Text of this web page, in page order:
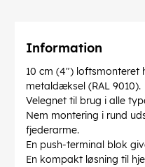
Information
10 cm (4") loftsmonteret
metaldæksel (RAL 9010).
Velegnet til brug i alle
Nem montering i rund
fjederarme.
En push-terminal blok
En kompakt løsning til